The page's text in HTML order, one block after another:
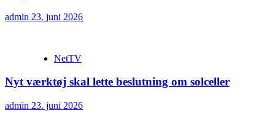
admin 23. juni 2026
NetTV
Nyt værktøj skal lette beslutning om solceller
admin 23. juni 2026